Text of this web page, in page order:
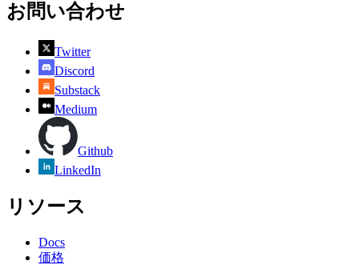
お問い合わせ
Twitter
Discord
Substack
Medium
Github
LinkedIn
リソース
Docs
価格